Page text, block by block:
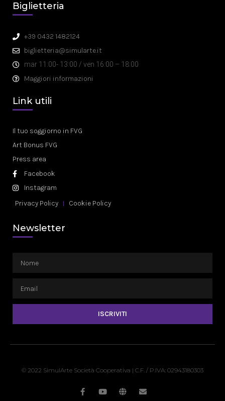
Biglietteria
+39 0432 1482124
biglietteria@simularte.it
mar 11:00- 13:00 / ven 16:00 – 18:00
Maggiori informazioni
Link utili
Il tuo soggiorno in FVG
Art Bonus FVG
Press area
Facebook
Instagram
Privacy Policy
Cookie Policy
Newsletter
ISCRIVITI
© 2022 SimulArte Società Cooperativa | C.F. / P.IVA: 02943180303